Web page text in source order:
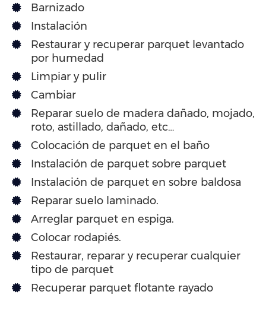
Barnizado
Instalación
Restaurar y recuperar parquet levantado
por humedad
Limpiar y pulir
Cambiar
Reparar suelo de madera dañado, mojado,
roto, astillado, dañado, etc…
Colocación de parquet en el baño
Instalación de parquet sobre parquet
Instalación de parquet en sobre baldosa
Reparar suelo laminado.
Arreglar parquet en espiga.
Colocar rodapiés.
Restaurar, reparar y recuperar cualquier
tipo de parquet
Recuperar parquet flotante rayado